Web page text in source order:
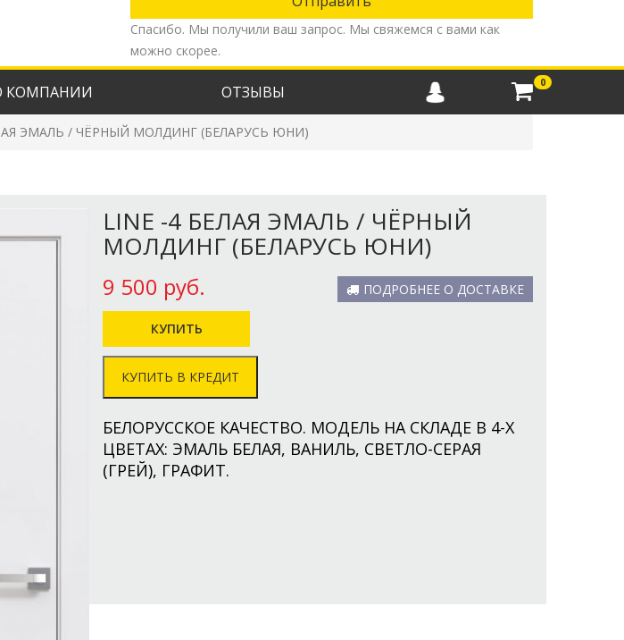
Спасибо. Мы получили ваш запрос. Мы свяжемся с вами как
можно скорее.
КОМПАНИИ ОТЗЫВЫ
0
ЭМАЛЬ / ЧЁРНЫЙ МОЛДИНГ (БЕЛАРУСЬ ЮНИ)
LINE -4 БЕЛАЯ ЭМАЛЬ / ЧЁРНЫЙ
МОЛДИНГ (БЕЛАРУСЬ ЮНИ)
9 500 руб.
КУПИТЬ В КРЕДИТ
ПОДРОБНЕЕ О ДОСТАВКЕ
БЕЛОРУССКОЕ КАЧЕСТВО. МОДЕЛЬ НА СКЛАДЕ В 4-Х
ЦВЕТАХ: ЭМАЛЬ БЕЛАЯ, ВАНИЛЬ, СВЕТЛО-СЕРАЯ
(ГРЕЙ), ГРАФИТ.